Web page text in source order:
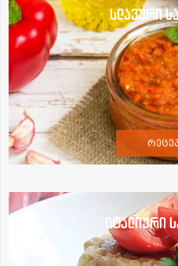
სლავური
იტალიური